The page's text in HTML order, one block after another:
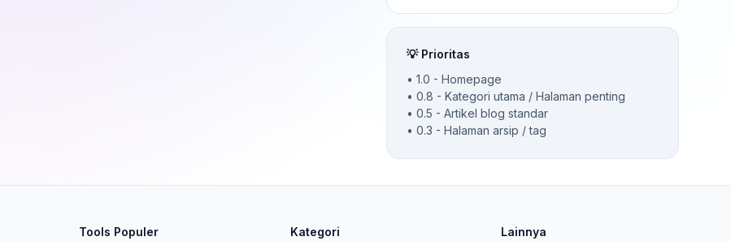
💡 Prioritas
• 1.0 - Homepage
• 0.8 - Kategori utama / Halaman penting
• 0.5 - Artikel blog standar
• 0.3 - Halaman arsip / tag
Tools Populer Kategori Lainnya